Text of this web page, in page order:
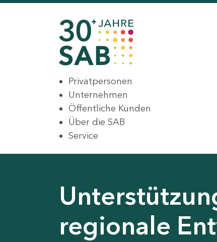
Privatpersonen
Unternehmen
Öffentliche Kunden
Über die SAB
Service
regionale